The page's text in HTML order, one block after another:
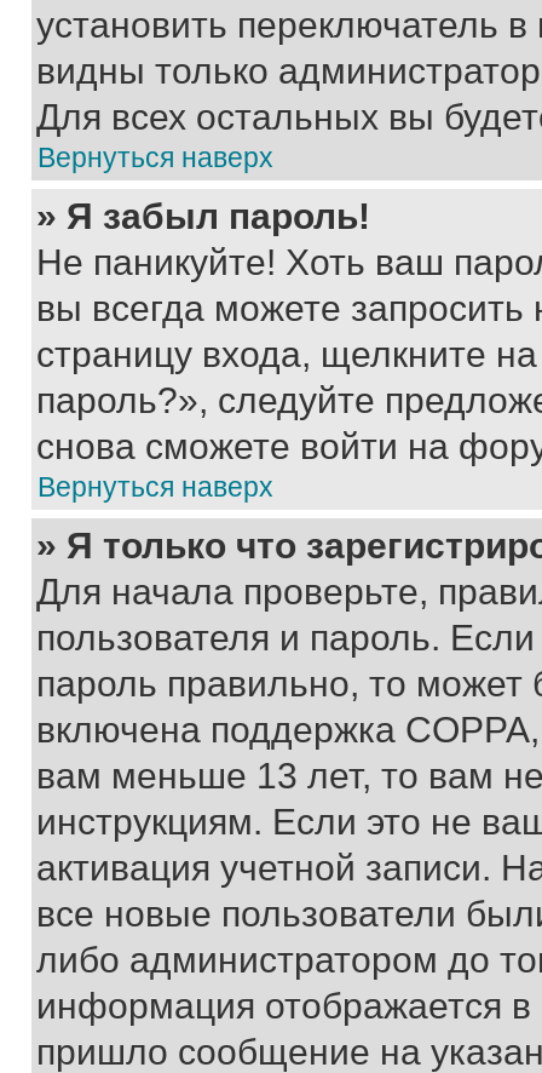
установить переключатель
видны только
Для всех остальных вы
Вернуться наверх
» Я забыл пароль!
Не паникуйте! Хоть ваш
вы всегда можете
страницу входа, щелкните
пароль?», следуйте
снова сможете войти на
Вернуться наверх
» Я только что
Для начала проверьте,
пользователя и пароль.
пароль правильно, то может
включена поддержка
вам меньше 13 лет, то вам
инструкциям. Если это не
активация учетной записи.
все новые пользователи
либо администратором до
информация отображается
пришло сообщение на